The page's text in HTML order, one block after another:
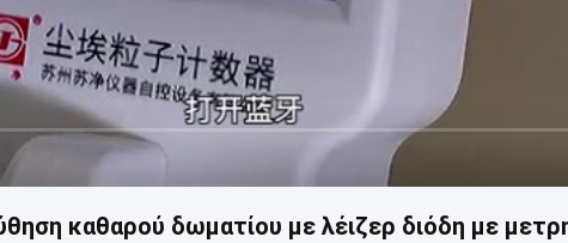
καθαρού δωματίου με λέιζερ διόδη με